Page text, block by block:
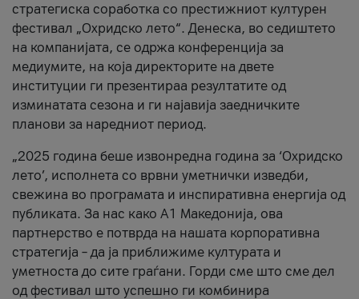
стратегиска соработка со престижниот културен
фестивал „Охридско лето“. Денеска, во седиштето
на компанијата, се одржа конференција за
медиумите, на која директорите на двете
институции ги презентираа резултатите од
изминатата сезона и ги најавија заедничките
планови за наредниот период.
„2025 година беше извонредна година за ‘Охридско
лето’, исполнета со врвни уметнички изведби,
свежина во програмата и инспиративна енергија од
публиката. За нас како A1 Македонија, ова
партнерство е потврда на нашата корпоративна
стратегија – да ја приближиме културата и
уметноста до сите граѓани. Горди сме што сме дел
од фестивал што успешно ги комбинира